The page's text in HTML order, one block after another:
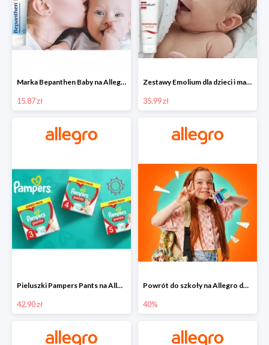
Marka Bepanthen Baby na Allegro od 15,87 zł!
15.87 zł
Zestawy Emolium dla dzieci i mam na Allegro od 35,99 zł
35.99 zł
Pieluszki Pampers Pants na Allegro od 42,90 zł
42.90 zł
Powrót do szkoły na Allegro do -40%
40%